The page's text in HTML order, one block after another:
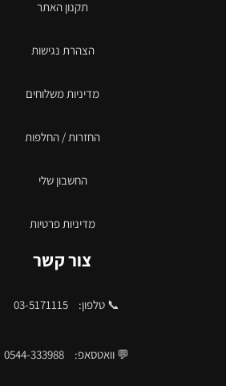
תקנון האתר
הצהרת נגישות
מדיניות משלוחים
החזרות / החלפות
החשבון שלי
מדיניות פרטיות
צור קשר
📞 טלפון: 03-5171115
💬 וואטסאפ: 0544-333988